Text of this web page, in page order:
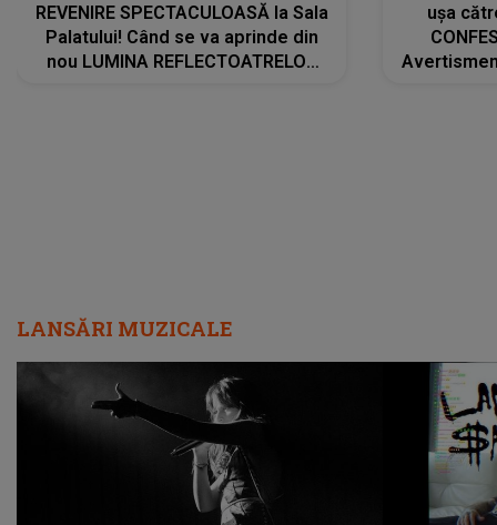
REVENIRE SPECTACULOASĂ la Sala
Palatului! Când se va aprinde din
nou LUMINA REFLECTOATRELOR
ușa
LANSĂRI MUZICALE